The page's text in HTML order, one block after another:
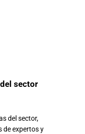
sector
del sector,
de expertos y